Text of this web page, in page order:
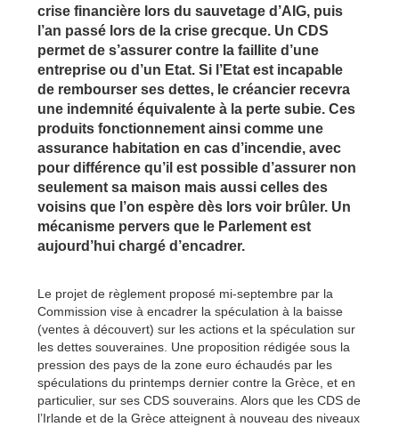
crise financière lors du sauvetage d’AIG, puis
l’an passé lors de la crise grecque. Un CDS
permet de s’assurer contre la faillite d’une
entreprise ou d’un Etat. Si l’Etat est incapable
de rembourser ses dettes, le créancier recevra
une indemnité équivalente à la perte subie. Ces
produits fonctionnement ainsi comme une
assurance habitation en cas d’incendie, avec
pour différence qu’il est possible d’assurer non
seulement sa maison mais aussi celles des
voisins que l’on espère dès lors voir brûler. Un
mécanisme pervers que le Parlement est
aujourd’hui chargé d’encadrer.
Le projet de règlement proposé mi-septembre par la
Commission vise à encadrer la spéculation à la baisse
(ventes à découvert) sur les actions et la spéculation sur
les dettes souveraines. Une proposition rédigée sous la
pression des pays de la zone euro échaudés par les
spéculations du printemps dernier contre la Grèce, et en
particulier, sur ses CDS souverains. Alors que les CDS de
l’Irlande et de la Grèce atteignent à nouveau des niveaux